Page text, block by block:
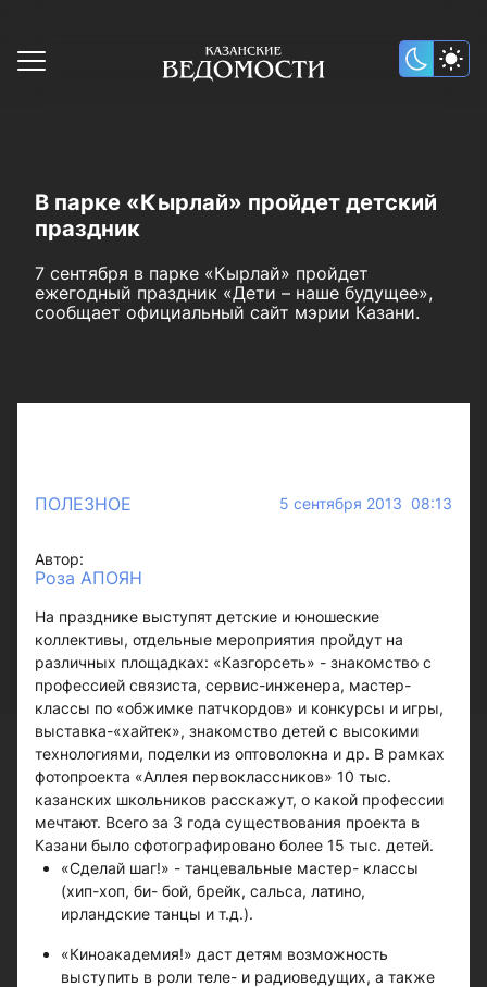
В парке «Кырлай» пройдет детский
праздник
7 сентября в парке «Кырлай» пройдет
ежегодный праздник «Дети – наше будущее»,
сообщает официальный сайт мэрии Казани.
ПОЛЕЗНОЕ 5 сентября 2013 08:13
Автор:
Роза АПОЯН
На празднике выступят детские и юношеские
коллективы, отдельные мероприятия пройдут на
различных площадках: «Казгорсеть» - знакомство с
профессией связиста, сервис-инженера, мастер-
классы по «обжимке патчкордов» и конкурсы и игры,
выставка-«хайтек», знакомство детей с высокими
технологиями, поделки из оптоволокна и др. В рамках
фотопроекта «Аллея первоклассников» 10 тыс.
казанских школьников расскажут, о какой профессии
мечтают. Всего за 3 года существования проекта в
Казани было сфотографировано более 15 тыс. детей.
«Сделай шаг!» - танцевальные мастер- классы
(хип-хоп, би- бой, брейк, сальса, латино,
ирландские танцы и т.д.).
«Киноакадемия!» даст детям возможность
выступить в роли теле- и радиоведущих, а также